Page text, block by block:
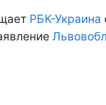
РБК-Украина